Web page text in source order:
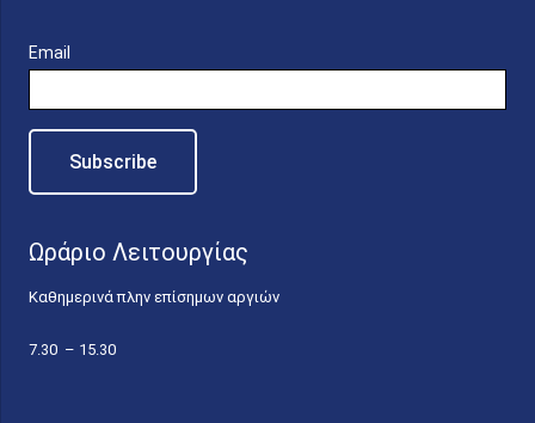
Email
Ωράριο Λειτουργίας
Καθημερινά πλην επίσημων αργιών
7.30 – 15.30